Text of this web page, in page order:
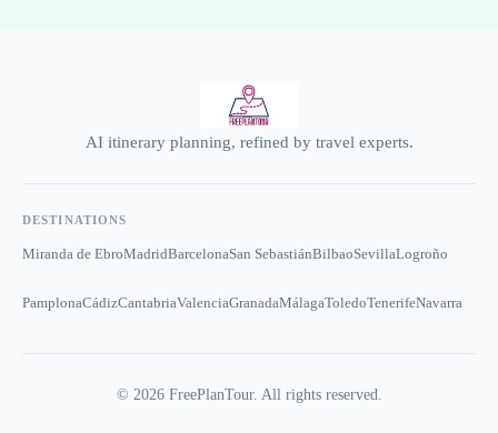
AI itinerary planning, refined by travel experts.
DESTINATIONS
Miranda de EbroMadridBarcelonaSan SebastiánBilbaoSevillaLogroño
PamplonaCádizCantabriaValenciaGranadaMálagaToledoTenerifeNavarra
© 2026FreePlanTour. All rights reserved.